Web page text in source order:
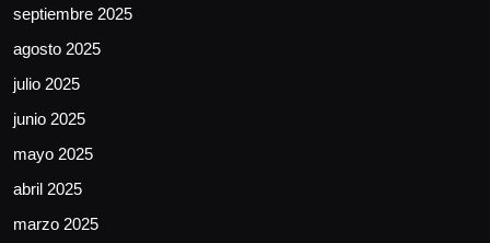
septiembre 2025
agosto 2025
julio 2025
junio 2025
mayo 2025
abril 2025
marzo 2025